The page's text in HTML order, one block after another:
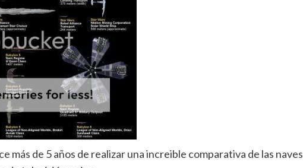
más de 5 años de realizar una increible comparativa de las naves